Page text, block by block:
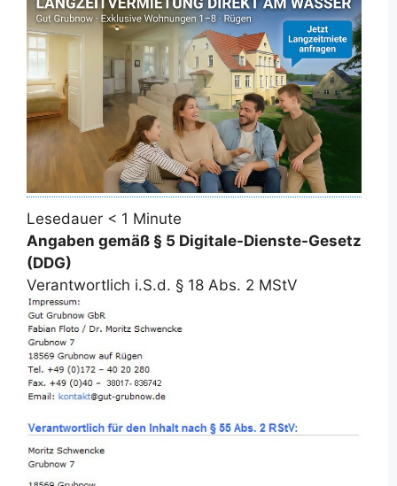
Lesedauer < 1 Minute
Angaben gemäß § 5 Digitale-Dienste-Gesetz
(DDG)
Verantwortlich i.S.d. § 18 Abs. 2 MStV